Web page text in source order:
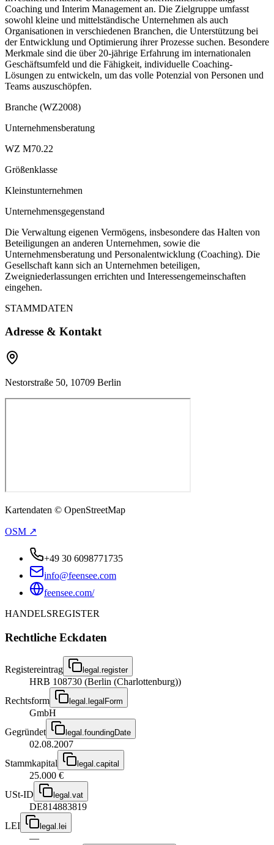
Coaching und Interim Management an. Die Zielgruppe umfasst
sowohl kleine und mittelständische Unternehmen als auch
Organisationen in verschiedenen Branchen, die Unterstützung bei
der Entwicklung und Optimierung ihrer Prozesse suchen. Besondere
Merkmale sind die über 20-jährige Erfahrung im internationalen
Geschäftsumfeld und die Fähigkeit, individuelle Coaching-
Lösungen zu entwickeln, um das volle Potenzial von Personen und
Teams auszuschöpfen.
Branche (WZ2008)
Unternehmensberatung
WZ M70.22
Größenklasse
Kleinstunternehmen
Unternehmensgegenstand
Die Verwaltung eigenen Vermögens, insbesondere das Halten von
Beteiligungen an anderen Unternehmen, sowie die
Unternehmensberatung und Personalentwicklung (Coaching). Die
Gesellschaft kann sich an Unternehmen beteiligen,
Zweigniederlassungen errichten und Interessengemeinschaften
eingehen.
STAMMDATEN
Adresse & Kontakt
Nestorstraße 50, 10709 Berlin
Kartendaten © OpenStreetMap
OSM ↗
+49 30 6098771735
info@feensee.com
feensee.com/
HANDELSREGISTER
Rechtliche Eckdaten
Registereintrag legal.register
HRB 108730 (Berlin (Charlottenburg))
Rechtsform
legal.legalForm
GmbH
Gegründet
legal.foundingDate
02.08.2007
Stammkapital
legal.capital
25.000 €
USt-ID
legal.vat
DE814883819
LEI
legal.lei
—